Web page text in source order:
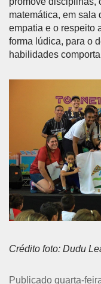
matemática, em sala
empatia e o respeito
forma lúdica, para o
habilidades
Crédito foto: Dudu
Publicado quarta-